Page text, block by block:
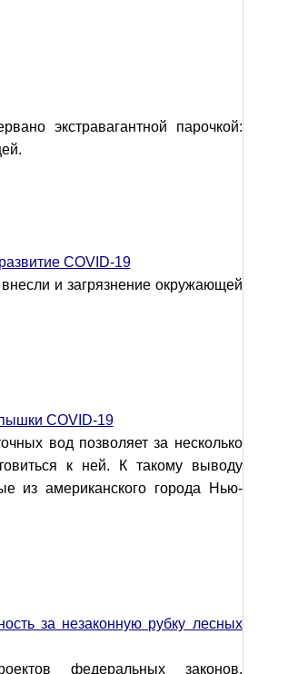
экстравагантной парочкой:
СОVID-19
и загрязнение окружающей
COVID-19
вод позволяет за несколько
к ней. К такому выводу
из американского города Нью-
за незаконную рубку лесных
федеральных законов,